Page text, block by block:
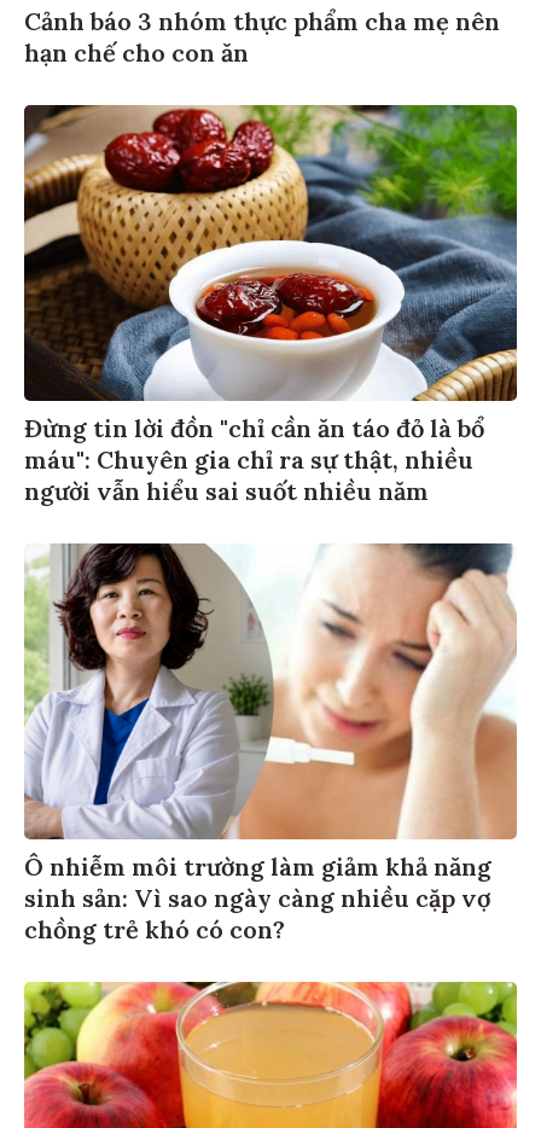
Cảnh báo 3 nhóm thực phẩm cha mẹ nên
hạn chế cho con ăn
Đừng tin lời đồn "chỉ cần ăn táo đỏ là bổ
máu": Chuyên gia chỉ ra sự thật, nhiều
người vẫn hiểu sai suốt nhiều năm
Ô nhiễm môi trường làm giảm khả năng
sinh sản: Vì sao ngày càng nhiều cặp vợ
chồng trẻ khó có con?